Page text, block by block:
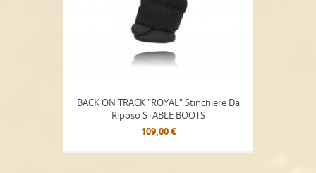
BACK ON TRACK "ROYAL" Stinchiere Da
Riposo STABLE BOOTS
109,00 €